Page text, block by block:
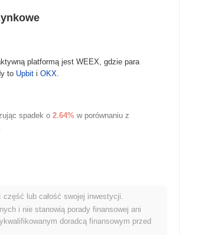
platformą jest WEEX, gdzie para
to Upbit i OKX.
spadek o 2.64% w porównaniu z
lub całość swojej inwestycji.
i nie stanowią porady finansowej ani
doradcą finansowym przed